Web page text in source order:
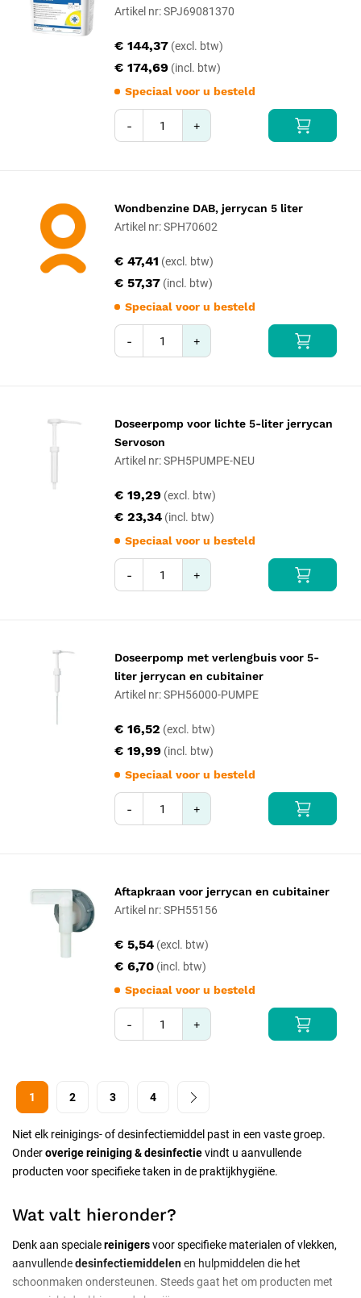
Artikel nr: SPJ69081370
€ 174,69
€ 144,37
Speciaal voor u besteld
- +
Wondbenzine DAB, jerrycan 5 liter
Artikel nr: SPH70602
€ 57,37
€ 47,41
Speciaal voor u besteld
- +
Doseerpomp voor lichte 5-liter jerrycan
Servoson
Artikel nr: SPH5PUMPE-NEU
€ 23,34
€ 19,29
Speciaal voor u besteld
- +
Doseerpomp met verlengbuis voor 5-
liter jerrycan en cubitainer
Artikel nr: SPH56000-PUMPE
€ 19,99
€ 16,52
Speciaal voor u besteld
- +
Aftapkraan voor jerrycan en cubitainer
Artikel nr: SPH55156
€ 6,70
€ 5,54
Speciaal voor u besteld
- +
1 2 3 4
Niet elk reinigings- of desinfectiemiddel past in een vaste groep.
Onderoverige reiniging & desinfectievindt u aanvullende
producten voor specifieke taken in de praktijkhygiëne.
Wat valt hieronder?
Denk aan specialereinigersvoor specifieke materialen of vlekken,
aanvullendedesinfectiemiddelenen hulpmiddelen die het
schoonmaken ondersteunen. Steeds gaat het om producten met